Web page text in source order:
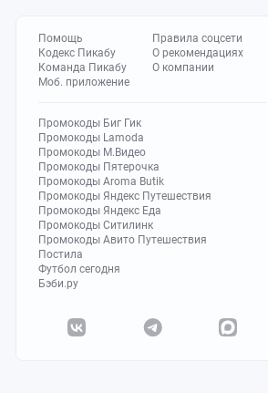
Помощь
Кодекс Пикабу
Команда Пикабу
Моб. приложение
Правила соцсети
О рекомендациях
О компании
Промокоды Биг Гик
Промокоды Lamoda
Промокоды М.Видео
Промокоды Пятерочка
Промокоды Aroma Butik
Промокоды Яндекс Путешествия
Промокоды Яндекс Еда
Промокоды Ситилинк
Промокоды Авито Путешествия
Постила
Футбол сегодня
Бэби.ру